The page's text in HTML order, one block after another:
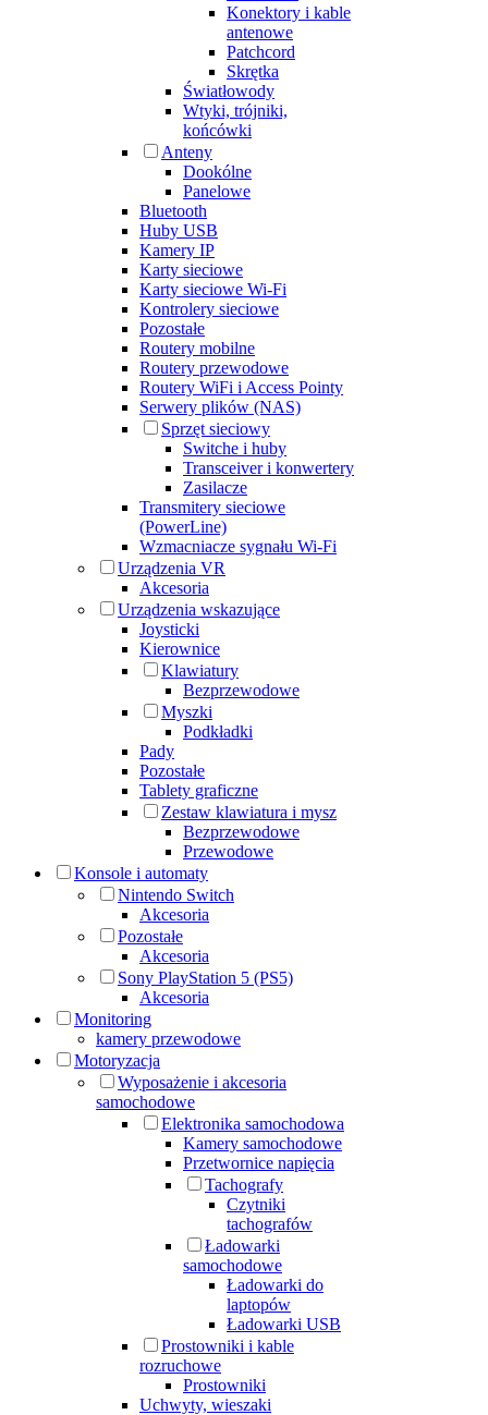
Konektory i kable
antenowe
Patchcord
Skrętka
Światłowody
Wtyki, trójniki,
końcówki
Anteny
Dookólne
Panelowe
Bluetooth
Huby USB
Kamery IP
Karty sieciowe
Karty sieciowe Wi-Fi
Kontrolery sieciowe
Pozostałe
Routery mobilne
Routery przewodowe
Routery WiFi i Access Pointy
Serwery plików (NAS)
Sprzęt sieciowy
Switche i huby
Transceiver i konwertery
Zasilacze
Transmitery sieciowe
(PowerLine)
Wzmacniacze sygnału Wi-Fi
Urządzenia VR
Akcesoria
Urządzenia wskazujące
Joysticki
Kierownice
Klawiatury
Bezprzewodowe
Myszki
Podkładki
Pady
Pozostałe
Tablety graficzne
Zestaw klawiatura i mysz
Bezprzewodowe
Przewodowe
Konsole i automaty
Nintendo Switch
Akcesoria
Pozostałe
Akcesoria
Sony PlayStation 5 (PS5)
Akcesoria
Monitoring
kamery przewodowe
Motoryzacja
Wyposażenie i akcesoria
samochodowe
Elektronika samochodowa
Kamery samochodowe
Przetwornice napięcia
Tachografy
Czytniki
tachografów
Ładowarki
samochodowe
Ładowarki do
laptopów
Ładowarki USB
Prostowniki i kable
rozruchowe
Prostowniki
Uchwyty, wieszaki